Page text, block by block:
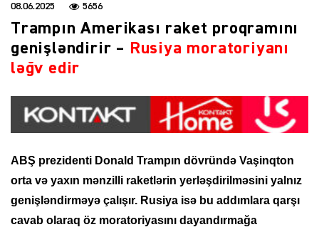
08.06.2025 5656
Trampın Amerikası raket proqramını
genişləndirir – Rusiya moratoriyanı
ləğv edir
ABŞ prezidenti Donald Trampın dövründə Vaşinqton
orta və yaxın mənzilli raketlərin yerləşdirilməsini yalnız
genişləndirməyə çalışır. Rusiya isə bu addımlara qarşı
cavab olaraq öz moratoriyasını dayandırmağa